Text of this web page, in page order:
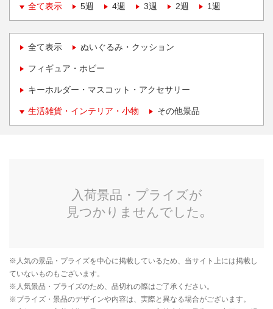
全て表示
5週 4週 3週 2週 1週
全て表示 ぬいぐるみ・クッション
フィギュア・ホビー
キーホルダー・マスコット・アクセサリー
生活雑貨・インテリア・小物 その他景品